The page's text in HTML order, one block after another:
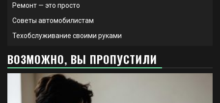
Ремонт — это просто
Советы автомобилистам
Техобслуживание своими руками
ВОЗМОЖНО, ВЫ ПРОПУСТИЛИ